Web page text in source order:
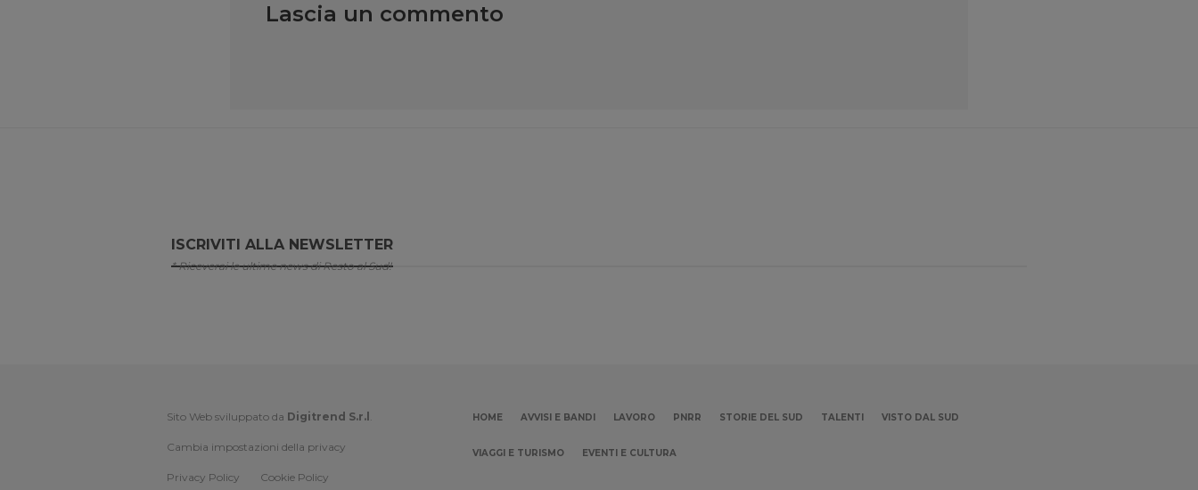
Lascia un commento
ISCRIVITI ALLA NEWSLETTER
* Riceverai le ultime news di Resto al Sud!
Sito Web sviluppato da Digitrend S.r.l .
Cambia impostazioni della privacy
Privacy Policy Cookie Policy
HOME AVVISI E BANDI LAVORO PNRR STORIE DEL SUD TALENTI VISTO DAL SUD
VIAGGI E TURISMO EVENTI E CULTURA